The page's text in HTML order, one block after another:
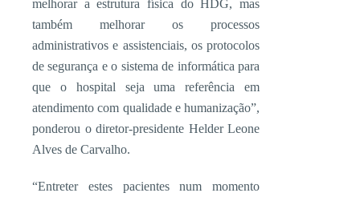
melhorar a estrutura física do HDG, mas
também melhorar os processos
administrativos e assistenciais, os protocolos
de segurança e o sistema de informática para
que o hospital seja uma referência em
atendimento com qualidade e humanização”,
ponderou o diretor-presidente Helder Leone
Alves de Carvalho.
“Entreter estes pacientes num momento